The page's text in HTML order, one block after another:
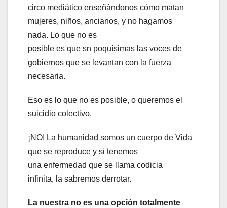
circo mediático enseñándonos cómo matan
mujeres, niños, ancianos, y no hagamos
nada. Lo que no es
posible es que sn poquísimas las voces de
gobiernos que se levantan con la fuerza
necesaria.
Eso es lo que no es posible, o queremos el
suicidio colectivo.
¡NO! La humanidad somos un cuerpo de Vida
que se reproduce y si tenemos
una enfermedad que se llama codicia
infinita, la sabremos derrotar.
La nuestra no es una opción totalmente